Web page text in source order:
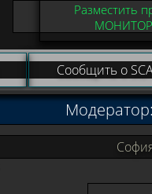
Разместить
Сообщить о